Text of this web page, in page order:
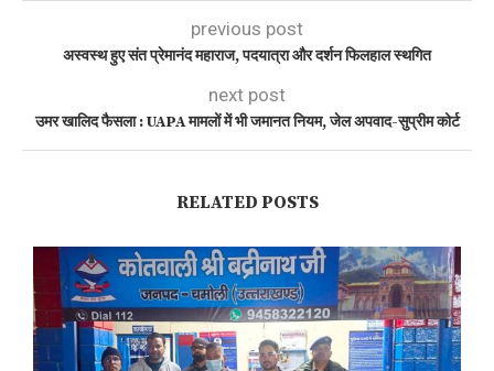
previous post
अस्वस्थ हुए संत प्रेमानंद महाराज, पदयात्रा और दर्शन फिलहाल स्थगित
next post
उमर खालिद फैसला : UAPA मामलों में भी जमानत नियम, जेल अपवाद-सुप्रीम कोर्ट
RELATED POSTS